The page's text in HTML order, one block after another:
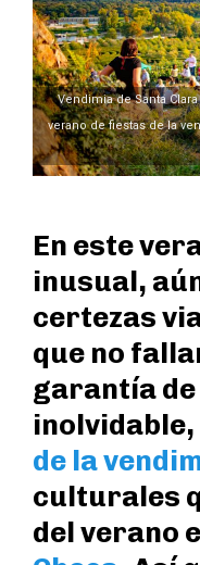
Vendimia de Santa
verano de fiestas de la
En este
inusual,
certezas
que no
garantía
inolvidable,
de la
culturales
del verano